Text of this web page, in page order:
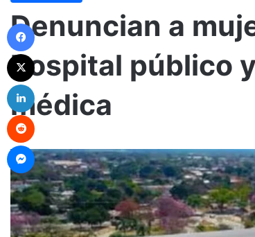
Denuncian a
hospital público
médica
Facebook
LinkedIn
Reddit